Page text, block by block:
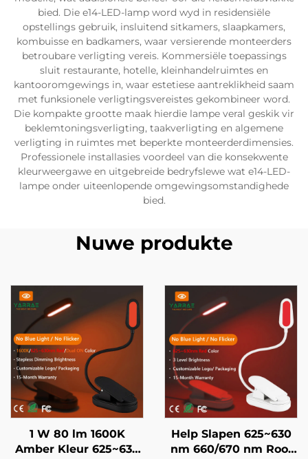
bied. Die e14-LED-lamp word wyd in residensiële
opstellings gebruik, insluitend sitkamers, slaapkamers,
kombuisse en badkamers, waar versierende monteerders
betroubare verligting vereis. Kommersiële toepassings
sluit restaurante, hotelle, kleinhandelruimtes en
kantooromgewings in, waar estetiese aantreklikheid saam
met funksionele verligtingsvereistes gekombineer word.
Die kompakte grootte maak hierdie lampe veral geskik vir
beklemtoningsverligting, taakverligting en algemene
verligting in ruimtes met beperkte monteerderdimensies.
Professionele installasies voordeel van die konsekwente
kleurweergawe en uitgebreide bedryfslewe wat e14-LED-
lampe onder uiteenlopende omgewingsomstandighede
bied.
Nuwe produkte
1 W 80 lm 1600K
Amber Kleur 625~630
Help Slapen 625~630
nm 660/670 nm Rooi